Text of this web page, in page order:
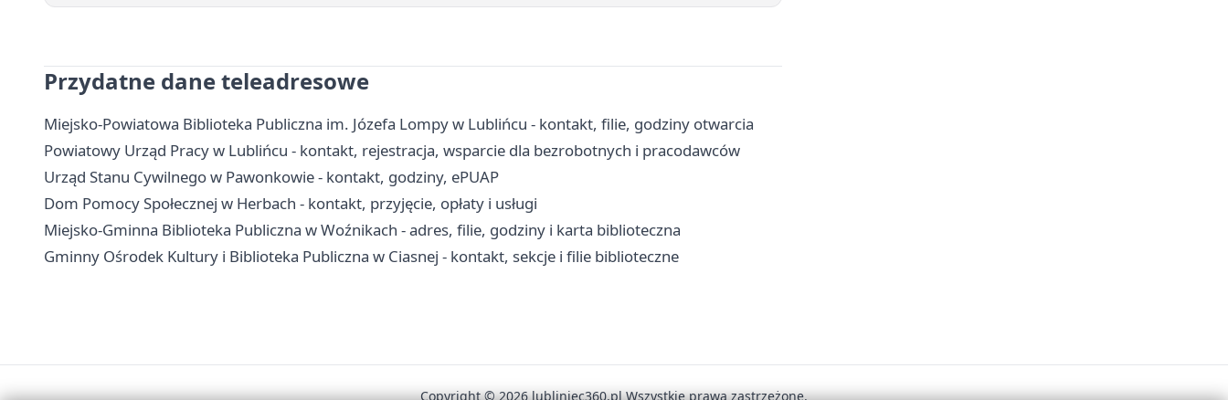
Przydatne dane teleadresowe
Miejsko-Powiatowa Biblioteka Publiczna im. Józefa Lompy w Lublińcu - kontakt, filie, godziny otwarcia
Powiatowy Urząd Pracy w Lublińcu - kontakt, rejestracja, wsparcie dla bezrobotnych i pracodawców
Urząd Stanu Cywilnego w Pawonkowie - kontakt, godziny, ePUAP
Dom Pomocy Społecznej w Herbach - kontakt, przyjęcie, opłaty i usługi
Miejsko-Gminna Biblioteka Publiczna w Woźnikach - adres, filie, godziny i karta biblioteczna
Gminny Ośrodek Kultury i Biblioteka Publiczna w Ciasnej - kontakt, sekcje i filie biblioteczne
Copyright © 2026 lubliniec360.pl Wszystkie prawa zastrzeżone.